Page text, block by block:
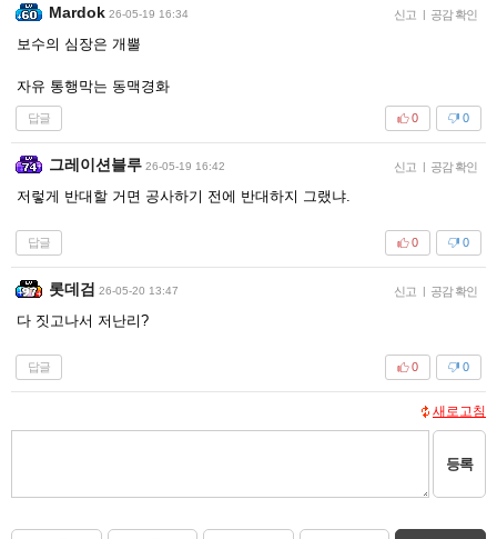
Mardok 26-05-19 16:34 신고 | 공감 확인
보수의 심장은 개뿔
자유 통행막는 동맥경화
답글 0
0
그레이션블루 26-05-19 16:42 신고 | 공감 확인
저렇게 반대할 거면 공사하기 전에 반대하지 그랬냐.
답글 0
0
롯데검 26-05-20 13:47 신고 | 공감 확인
다 짓고나서 저난리?
답글 0
0
새로고침
등록